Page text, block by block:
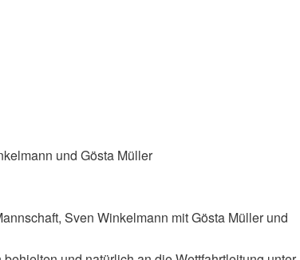
und Gösta Müller
Sven Winkelmann mit Gösta Müller und